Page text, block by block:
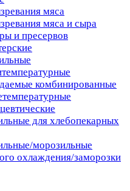
мяса
мяса и сыра
и пресервов
комбинированные
для хлебопекарных
морозильные
охлаждения/заморозки